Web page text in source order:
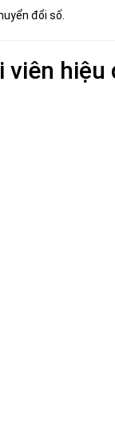
đổi số.
viên hiệu